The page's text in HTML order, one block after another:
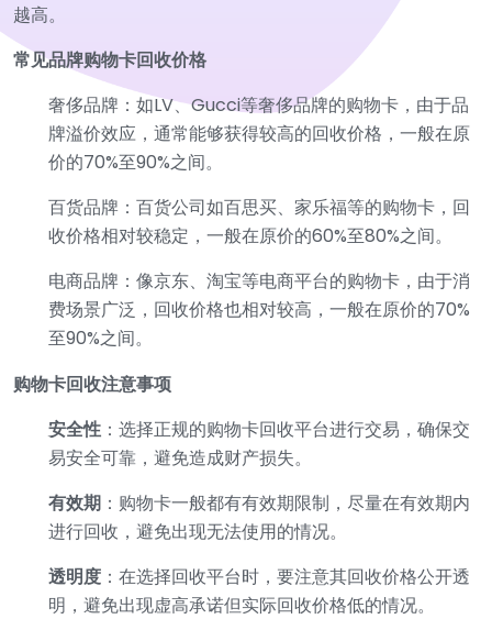
越高。
常见品牌购物卡回收价格
奢侈品牌：如LV、Gucci等奢侈品牌的购物卡，由于品
牌溢价效应，通常能够获得较高的回收价格，一般在原
价的70%至90%之间。
百货品牌：百货公司如百思买、家乐福等的购物卡，回
收价格相对较稳定，一般在原价的60%至80%之间。
电商品牌：像京东、淘宝等电商平台的购物卡，由于消
费场景广泛，回收价格也相对较高，一般在原价的70%
至90%之间。
购物卡回收注意事项
安全性 ：选择正规的购物卡回收平台进行交易，确保交
易安全可靠，避免造成财产损失。
有效期 ：购物卡一般都有有效期限制，尽量在有效期内
进行回收，避免出现无法使用的情况。
透明度 ：在选择回收平台时，要注意其回收价格公开透
明，避免出现虚高承诺但实际回收价格低的情况。